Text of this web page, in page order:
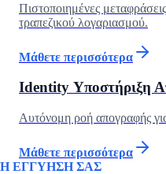
Πιστοποιημένες
τραπεζικού λογαριασμού.
Μάθετε περισσότερα
Identity Υποστήριξη
Αυτόνομη ροή απογραφής
Μάθετε περισσότερα
Η ΕΓΓΥΗΣΗ ΣΑΣ